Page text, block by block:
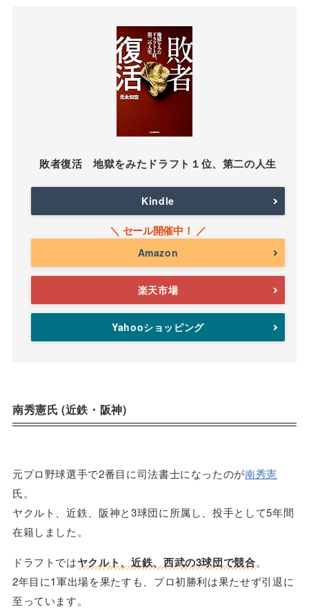
敗者復活 地獄をみたドラフト１位、第二の人生
Kindle
Amazon
楽天市場
Yahooショッピング
南秀憲氏 (近鉄・阪神)
元プロ野球選手で2番目に司法書士になったのが南秀憲
氏。
ヤクルト、近鉄、阪神と3球団に所属し、投手として5年間
在籍しました。
ドラフトではヤクルト、近鉄、西武の3球団で競合。
2年目に1軍出場を果たすも、プロ初勝利は果たせず引退に
至っています。